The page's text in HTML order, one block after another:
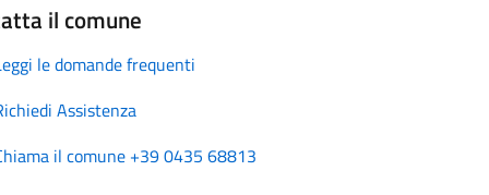
il comune
le domande frequenti
Assistenza
il comune +39 0435 68813